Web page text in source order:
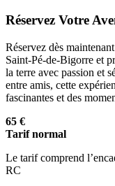
Réservez Votre
Réservez dès
Saint-Pé-de-Bigorre et
la terre avec passion et
entre amis, cette
fascinantes et des
65 €
Tarif normal
Le tarif comprend
RC